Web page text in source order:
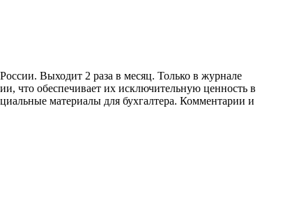
Выходит 2 раза в месяц. Только в журнале
что обеспечивает их исключительную ценность в
материалы для бухгалтера. Комментарии и